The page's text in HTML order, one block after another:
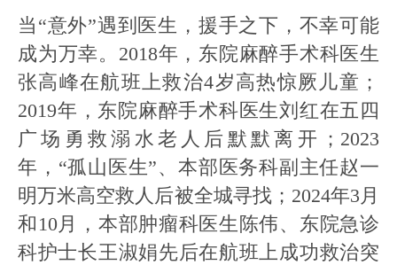
当“意外”遇到医生，援手之下，不幸可能
成为万幸。2018年，东院麻醉手术科医生
张高峰在航班上救治4岁高热惊厥儿童；
2019年，东院麻醉手术科医生刘红在五四
广场勇救溺水老人后默默离开；2023
年，“孤山医生”、本部医务科副主任赵一
明万米高空救人后被全城寻找；2024年3月
和10月，本部肿瘤科医生陈伟、东院急诊
科护士长王淑娟先后在航班上成功救治突